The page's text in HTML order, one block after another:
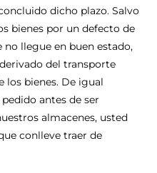
dicho plazo. Salvo
bienes por un defecto de
llegue en buen estado,
del transporte
los bienes. De igual
antes de ser
almacenes, usted
conlleve traer de